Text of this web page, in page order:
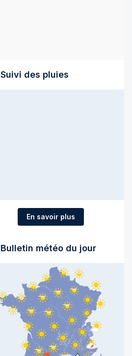
Suivi des pluies
En savoir plus
Bulletin météo du jour